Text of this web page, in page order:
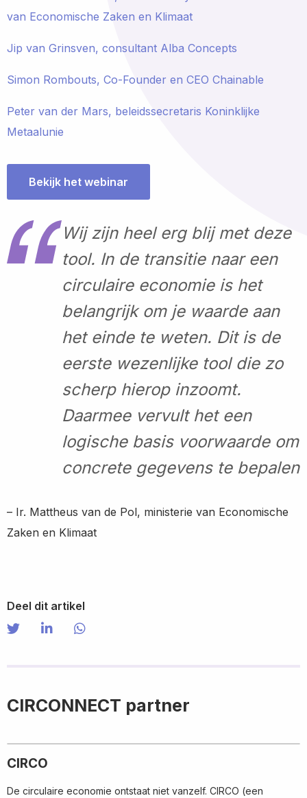
van Economische Zaken en Klimaat
Jip van Grinsven, consultant Alba Concepts
Simon Rombouts, Co-Founder en CEO Chainable
Peter van der Mars, beleidssecretaris Koninklijke
Metaalunie
Bekijk het webinar
Wij zijn heel erg blij met deze
tool. In de transitie naar een
circulaire economie is het
belangrijk om je waarde aan
het einde te weten. Dit is de
eerste wezenlijke tool die zo
scherp hierop inzoomt.
Daarmee vervult het een
logische basis voorwaarde om
concrete gegevens te bepalen
– Ir. Mattheus van de Pol, ministerie van Economische
Zaken en Klimaat
Deel dit artikel
Share on Twitter
ShareShare on LinkedIn
ShareShare via WhatsApp
Share
CIRCONNECT partner
CIRCO
De circulaire economie ontstaat niet vanzelf. CIRCO (een